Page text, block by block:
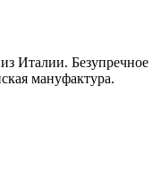
Италии. Безупречное
мануфактура.